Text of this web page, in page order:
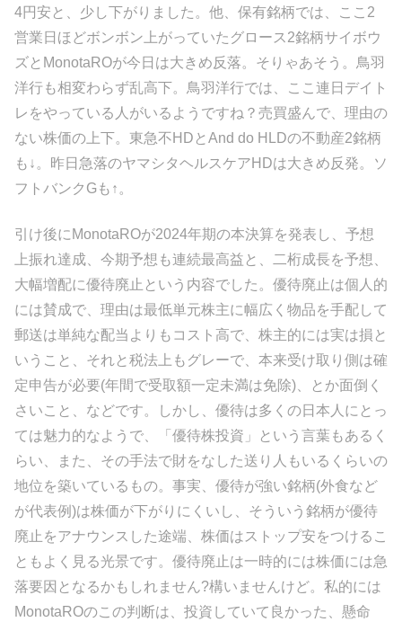
4円安と、少し下がりました。他、保有銘柄では、ここ2
営業日ほどボンボン上がっていたグロース2銘柄サイボウ
ズとMonotaROが今日は大きめ反落。そりゃあそう。鳥羽
洋行も相変わらず乱高下。鳥羽洋行では、ここ連日デイト
レをやっている人がいるようですね？売買盛んで、理由の
ない株価の上下。東急不HDとAnd do HLDの不動産2銘柄
も↓。昨日急落のヤマシタヘルスケアHDは大きめ反発。ソ
フトバンクGも↑。
引け後にMonotaROが2024年期の本決算を発表し、予想
上振れ達成、今期予想も連続最高益と、二桁成長を予想、
大幅増配に優待廃止という内容でした。優待廃止は個人的
には賛成で、理由は最低単元株主に幅広く物品を手配して
郵送は単純な配当よりもコスト高で、株主的には実は損と
いうこと、それと税法上もグレーで、本来受け取り側は確
定申告が必要(年間で受取額一定未満は免除)、とか面倒く
さいこと、などです。しかし、優待は多くの日本人にとっ
ては魅力的なようで、「優待株投資」という言葉もあるく
らい、また、その手法で財をなした送り人もいるくらいの
地位を築いているもの。事実、優待が強い銘柄(外食など
が代表例)は株価が下がりにくいし、そういう銘柄が優待
廃止をアナウンスした途端、株価はストップ安をつけるこ
ともよく見る光景です。優待廃止は一時的には株価には急
落要因となるかもしれません?構いませんけど。私的には
MonotaROのこの判断は、投資していて良かった、懸命